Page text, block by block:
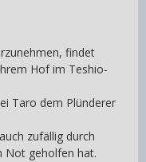
findet
Hof im Teshio-
Taro dem Plünderer
zufällig durch
Not geholfen hat.